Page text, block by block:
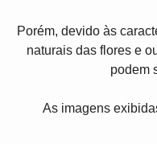
Porém, devido às
naturais das flores e
podem
As imagens